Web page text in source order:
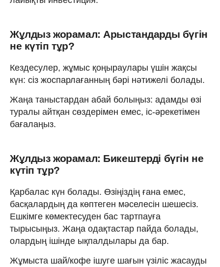
Жұлдыз жорамал: Арыстандарды бүгін
не күтіп тұр?
Кездесулер, жұмыс қоңыраулары үшін жақсы
күн: сіз жоспарлағанның бәрі нәтижелі болады.
Жаңа таныстардан абай болыңыз: адамды өзі
туралы айтқан сөздерімен емес, іс-әрекетімен
бағалаңыз.
Жұлдыз жорамал: Бикештерді бүгін не
күтіп тұр?
Қарбалас күн болады. Өзіңіздің ғана емес,
басқалардың да көптеген мәселесін шешесіз.
Ешкімге көмектесуден бас тартпауға
тырысыңыз. Жаңа одақтастар пайда болады,
олардың ішінде ықпалдылары да бар.
Жұмыста шай/кофе ішуге шағын үзіліс жасауды